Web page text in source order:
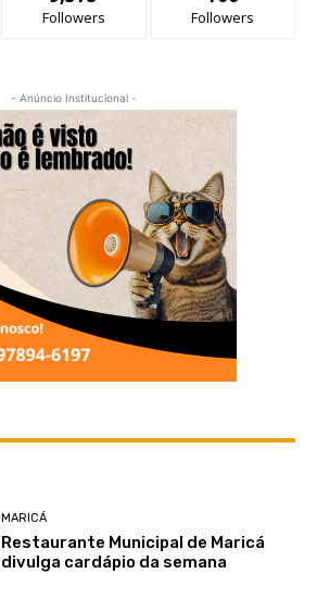
Followers Followers
- Anúncio Institucional -
MARICÁ
Restaurante Municipal de Maricá
divulga cardápio da semana